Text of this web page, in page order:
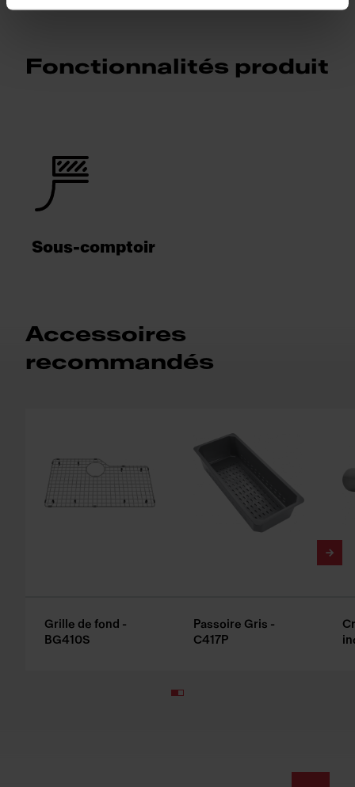
Fonctionnalités produit
Sous-comptoir
Accessoires
recommandés
Grille de fond -
BG410S
Passoire Gris -
C417P